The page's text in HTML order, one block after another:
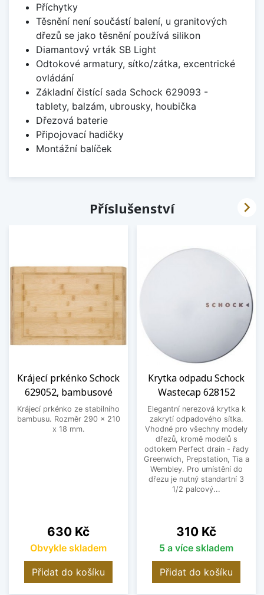
Příchytky
Těsnění není součástí balení, u granitových
dřezů se jako těsnění používá silikon
Diamantový vrták SB Light
Odtokové armatury, sítko/zátka, excentrické
ovládání
Základní čistící sada Schock 629093 -
tablety, balzám, ubrousky, houbička
Dřezová baterie
Připojovací hadičky
Montážní balíček
Příslušenství
Krájecí prkénko Schock
629052, bambusové
Krájecí prkénko ze stabilního
bambusu. Rozměr 290 x 210
x 18 mm.
Cena
630 Kč
Obvykle skladem
Přidat do košíku
Krytka odpadu Schock
Wastecap 628152
Elegantní nerezová krytka k
zakrytí odpadového sítka.
Vhodné pro všechny modely
dřezů, kromě modelů s
odtokem Perfect drain - řady
Greenwich, Prepstation, Tia a
Wembley. Pro umístění do
dřezu je nutný standartní 3
1/2 palcový...
Cena
310 Kč
5 a více skladem
Přidat do košíku
